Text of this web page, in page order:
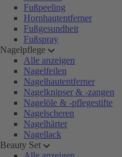
Fußpeeling
Hornhautentferner
Fußgesundheit
Fußspray
Nagelpflege
Alle anzeigen
Nagelfeilen
Nagelhautentferner
Nagelknipser & -zangen
Nagelöle & -pflegestifte
Nagelscheren
Nagelhärter
Nagellack
Beauty Set